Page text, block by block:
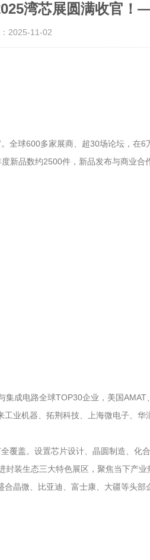
湾芯展圆满收官！
2025-11-02
球600多家展商、超30场论坛，在6
新品数约2500件，新品发布与商业合
成电路全球TOP30企业，美国
业机器、拓荆科技、上海微电子、
覆盖。设置芯片设计、晶圆制造、化
装生态三大特色展区，聚焦当下产业
晶微、比亚迪、富士康、大疆等头部